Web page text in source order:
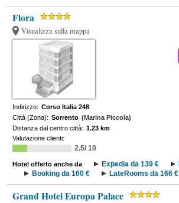
Flora
Visualizza sulla mappa
Indirizzo: Corso Italia 248
Città (Zona): Sorrento (Marina Piccola)
Distanza dal centro città: 1.23 km
Valutazione clienti:
2.5/ 10
Hotel offerto anche da Expedia da 139 €
Booking da 160 €
LateRooms da 166 €
Grand Hotel Europa Palace